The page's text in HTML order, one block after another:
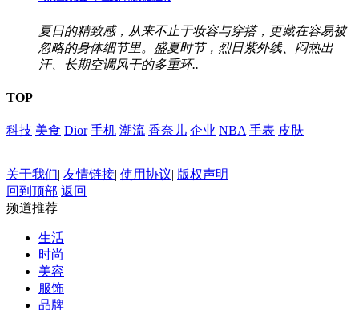
夏日的精致感，从来不止于妆容与穿搭，更藏在容易被
忽略的身体细节里。盛夏时节，烈日紫外线、闷热出
汗、长期空调风干的多重环..
TOP
科技 美食 Dior 手机 潮流 香奈儿 企业 NBA 手表 皮肤
关于我们| 友情链接| 使用协议| 版权声明
回到顶部 返回
频道推荐
生活
时尚
美容
服饰
品牌